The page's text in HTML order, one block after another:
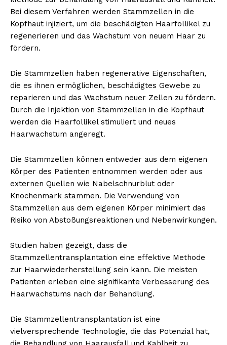
Bei diesem Verfahren werden Stammzellen in die
Kopfhaut injiziert, um die beschädigten Haarfollikel zu
regenerieren und das Wachstum von neuem Haar zu
fördern.
Die Stammzellen haben regenerative Eigenschaften,
die es ihnen ermöglichen, beschädigtes Gewebe zu
reparieren und das Wachstum neuer Zellen zu fördern.
Durch die Injektion von Stammzellen in die Kopfhaut
werden die Haarfollikel stimuliert und neues
Haarwachstum angeregt.
Die Stammzellen können entweder aus dem eigenen
Körper des Patienten entnommen werden oder aus
externen Quellen wie Nabelschnurblut oder
Knochenmark stammen. Die Verwendung von
Stammzellen aus dem eigenen Körper minimiert das
Risiko von Abstoßungsreaktionen und Nebenwirkungen.
Studien haben gezeigt, dass die
Stammzellentransplantation eine effektive Methode
zur Haarwiederherstellung sein kann. Die meisten
Patienten erleben eine signifikante Verbesserung des
Haarwachstums nach der Behandlung.
Die Stammzellentransplantation ist eine
vielversprechende Technologie, die das Potenzial hat,